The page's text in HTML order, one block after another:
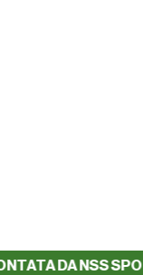
NSS SPORTS